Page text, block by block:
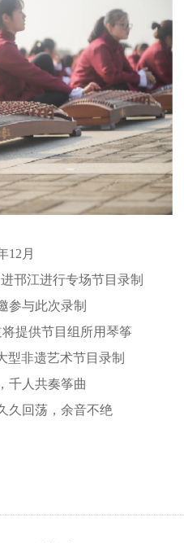
12月
邗江进行专场节目录制
参与此次录制
将提供节目组所用琴筝
型非遗艺术节目录制
千人共奏筝曲
久回荡，余音不绝